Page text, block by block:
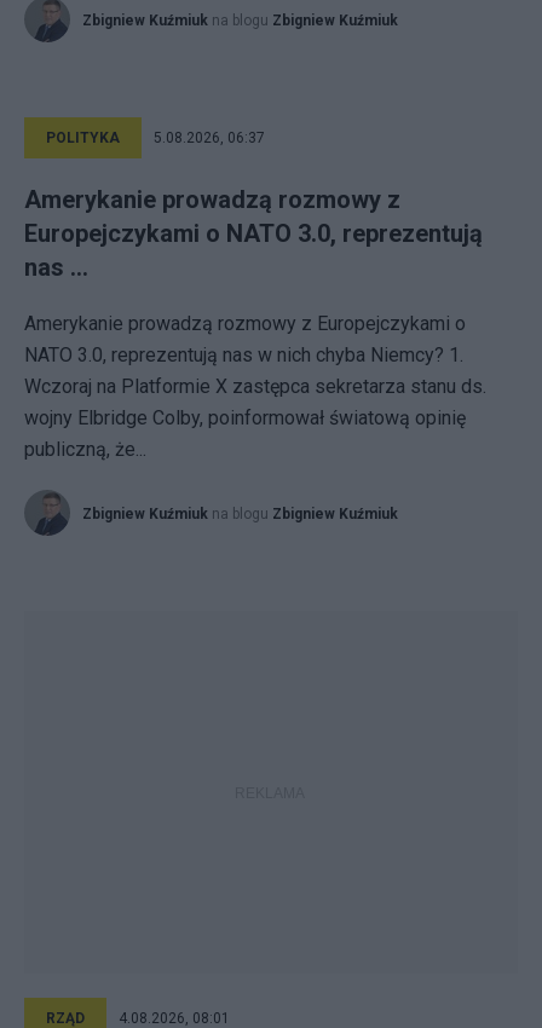
Zbigniew Kuźmiuk na blogu Zbigniew Kuźmiuk
POLITYKA 5.08.2026, 06:37
Amerykanie prowadzą rozmowy z
Europejczykami o NATO 3.0, reprezentują
nas ...
Amerykanie prowadzą rozmowy z Europejczykami o
NATO 3.0, reprezentują nas w nich chyba Niemcy? 1.
Wczoraj na Platformie X zastępca sekretarza stanu ds.
wojny Elbridge Colby, poinformował światową opinię
publiczną, że...
Zbigniew Kuźmiuk na blogu Zbigniew Kuźmiuk
RZĄD 4.08.2026, 08:01